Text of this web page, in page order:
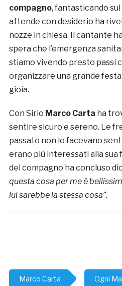
compagno, fantasticando
attende con desiderio ha
nozze in chiesa. Il cantante
spera che l’emergenza
stiamo vivendo presto passi
organizzare una grande
gioia.
Con Sirio Marco Carta ha
sentire sicuro e sereno. Le
passato non lo facevano
erano più interessati alla sua
del compagno ha concluso
questa cosa per me è
lui sarebbe la stessa cosa”.
Marco Carta Ogni